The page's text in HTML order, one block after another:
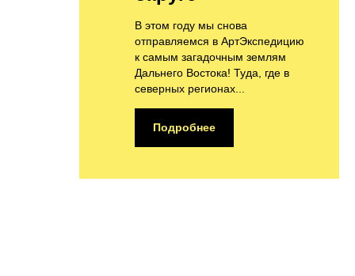
В этом году мы снова
отправляемся в АртЭкспедицию
к самым загадочным землям
Дальнего Востока! Туда, где в
северных регионах...
Подробнее